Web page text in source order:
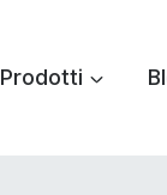
Prodotti